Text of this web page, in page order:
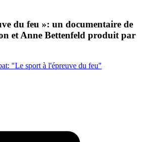
du feu »: un documentaire de
et Anne Bettenfeld produit par
"Le sport à l'épreuve du feu"